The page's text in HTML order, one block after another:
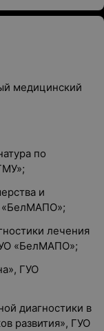
медицинский
по
и
«БелМАПО»;
лечения
«БелМАПО»;
ГУО
диагностики в
развития», ГУО